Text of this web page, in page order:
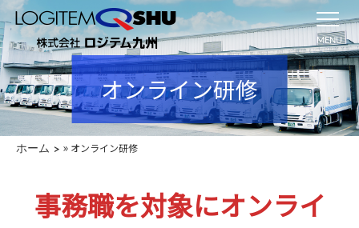
MENU
オンライン研修
ホーム » オンライン研修
事務職を対象にオンライ